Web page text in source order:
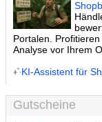
Portalen.
Analyse vor Ihrem
KI-Assistent für
Gutscheine